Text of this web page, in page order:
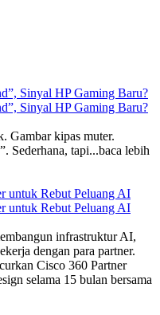
Sinyal HP Gaming Baru?
Sinyal HP Gaming Baru?
Gambar kipas muter.
Sederhana, tapi...baca lebih
untuk Rebut Peluang AI
untuk Rebut Peluang AI
infrastruktur AI,
dengan para partner.
Cisco 360 Partner
selama 15 bulan bersama